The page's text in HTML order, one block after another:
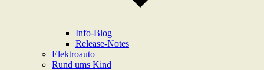
Info-Blog
Release-Notes
Elektroauto
Rund ums Kind